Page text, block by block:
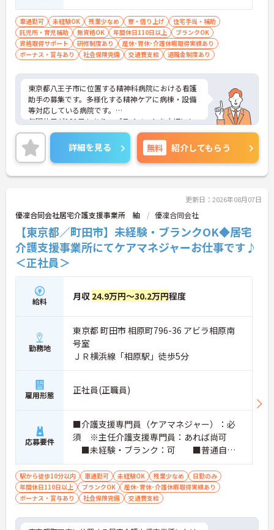
車通勤可 未経験OK 残業少なめ 寮・借り上げ
住宅手当・補助
託児所・育児補助
無資格OK 年間休日110日以上
ブランクOK
資格取得サポート
研修制度あり
産休･育休･介護休暇取得実績あり
ボーナス・賞与あり
社会保険完備 交通費支給 退職金制度あり
東京都八王子市に位置する精神科病院における看護
助手の募集です。多様化する精神ケアに病棟・設備
等対応している病院です。
年間休日が121日もあり、プライベートを大切にし
ながらご勤務いただけます。また、利用可能な託児
所として院内に保育室が完備されているので、子育
て世代の方も安心してご勤務いただけます。
ご興味のある方には、面接対策ポイントなど、さら
に詳細をお話しいたしますのでお気軽にご相談くだ
詳細を見る 無料 紹介してもらう
更新日：2026年08月07日
優凜合同会社居宅介護支援事業所 紬 優凜合同会社
【東京都／町田市】未経験・ブランクOK◆居宅
介護支援事業所にてケアマネジャーお仕事です♪
＜正社員＞
給料 月収 24.9万円～30.2万円程度
勤務地
東京都 町田市 相原町796-36 アビラ相原南
号室
ＪＲ横浜線「相原駅」徒歩5分
雇用形態 正社員(正職員)
応募要件
■介護支援専門員（ケアマネジャー）：必
須 ※主任介護支援専門員：あれば尚可
■未経験・ブランク：可 ■普通自動
車運転免許（AT限定可）：必須
駅から徒歩10分以内 車通勤可 未経験OK 残業少なめ
日勤のみ
年間休日110日以上
ブランクOK
産休･育休･介護休暇取得実績あり
ボーナス・賞与あり
社会保険完備 交通費支給